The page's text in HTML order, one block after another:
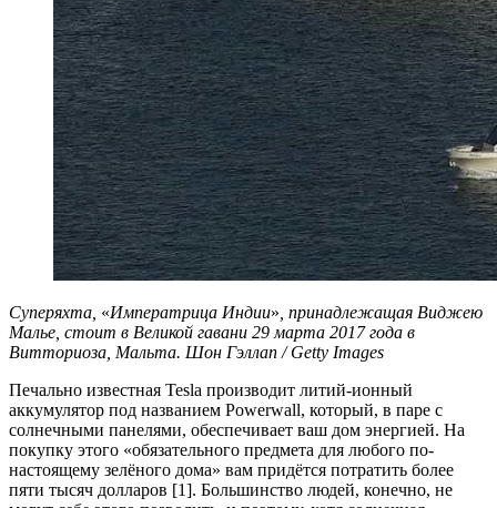
Суперяхта, «Императрица Индии» , принадлежащая Виджею
Малье, стоит в Великой гавани 29 марта 2017 года в
Витториоза, Мальта. Шон Гэллап / Getty Images
Печально известная Tesla производит литий-ионный
аккумулятор под названием Powerwall, который, в паре с
солнечными панелями, обеспечивает ваш дом энергией. На
покупку этого «обязательного предмета для любого по-
настоящему зелёного дома» вам придётся потратить более
пяти тысяч долларов [1]. Большинство людей, конечно, не